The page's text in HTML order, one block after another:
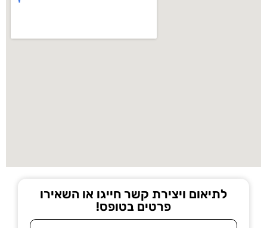
לתיאום ויצירת קשר חייגו או השאירו
פרטים בטופס!